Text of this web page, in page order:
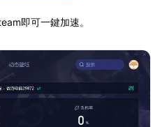
即可一鍵加速。